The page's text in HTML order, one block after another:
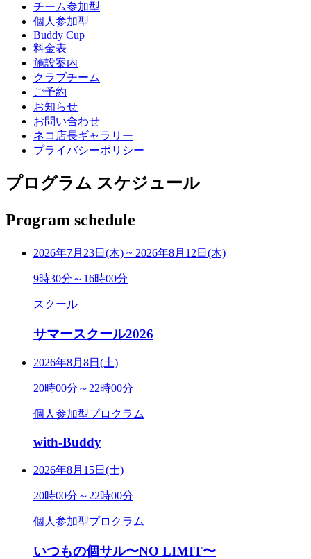
チーム参加型
個人参加型
Buddy Cup
料金表
施設案内
クラブチーム
ご予約
お知らせ
お問い合わせ
ネコ店長ギャラリー
プライバシーポリシー
プログラム スケジュール
Program schedule
2026年7月23日(木) ~ 2026年8月12日(木)
9時30分～16時00分
スクール
サマースクール2026
2026年8月8日(土)
20時00分～22時00分
個人参加型プロクラム
with-Buddy
2026年8月15日(土)
20時00分～22時00分
個人参加型プロクラム
いつもの個サル〜NO LIMIT〜